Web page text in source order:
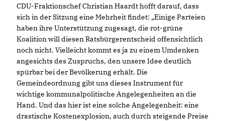
CDU-Fraktionschef Christian Haardt hofft darauf, dass
sich in der Sitzung eine Mehrheit findet: „Einige Parteien
haben ihre Unterstützung zugesagt, die rot-grüne
Koalition will diesen Ratsbürgerentscheid offensichtlich
noch nicht. Vielleicht kommt es ja zu einem Umdenken
angesichts des Zuspruchs, den unsere Idee deutlich
spürbar bei der Bevölkerung erhält. Die
Gemeindeordnung gibt uns dieses Instrument für
wichtige kommunalpolitische Angelegenheiten an die
Hand. Und das hier ist eine solche Angelegenheit: eine
drastische Kostenexplosion, auch durch steigende Preise